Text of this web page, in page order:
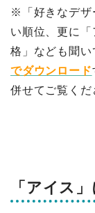
※「好きなデザ
い順位、更に
格」なども聞
でダウンロード
併せてご覧くだ
「アイス